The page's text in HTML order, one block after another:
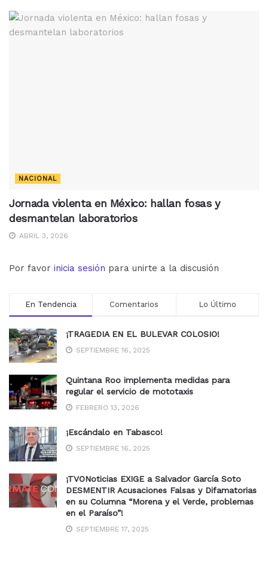
NACIONAL
Jornada violenta en México: hallan fosas y
desmantelan laboratorios
ABRIL 3, 2026
Por favor inicia sesión para unirte a la discusión
En Tendencia Comentarios Lo Último
¡TRAGEDIA EN EL BULEVAR COLOSIO!
SEPTIEMBRE 16, 2025
Quintana Roo implementa medidas para
regular el servicio de mototaxis
FEBRERO 13, 2026
¡Escándalo en Tabasco!
SEPTIEMBRE 16, 2025
¡TVONoticias EXIGE a Salvador García Soto
DESMENTIR Acusaciones Falsas y Difamatorias
en su Columna “Morena y el Verde, problemas
en el Paraíso”!
SEPTIEMBRE 17, 2025